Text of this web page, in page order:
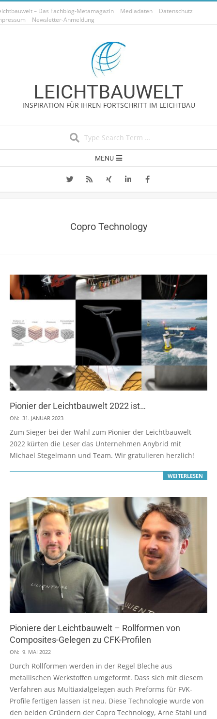
Skip
to
– Das Fachblog-Metamagazin Mediadaten
Datenschutz
Newsletter-Anmeldung
LEICHTBAUWELT
INSPIRATION FÜR IHREN FORTSCHRITT IM LEICHTBAU
Navigation
MENU
Copro Technology
Pionier der Leichtbauwelt 2022 ist…
2023-
01-
31
ON: 31. JANUAR 2023
Zum Sieger bei der Wahl zum Pionier der Leichtbauwelt
2022 kürten die Leser das Unternehmen Anybrid mit
Michael Stegelmann und Team. Wir gratulieren herzlich!
WEITERLESEN
Pioniere der Leichtbauwelt – Rollformen von
Composites-Gelegen zu CFK-Profilen
2022-
05-
09
ON: 9. MAI 2022
Durch Rollformen werden in der Regel Bleche aus
metallischen Werkstoffen umgeformt. Dass sich mit diesem
Verfahren aus Multiaxialgelegen auch Preforms für FVK-
Profile fertigen lassen ist neu. Diese Technologie wurde von
den beiden Gründern der Copro Technology, Arne Stahl und